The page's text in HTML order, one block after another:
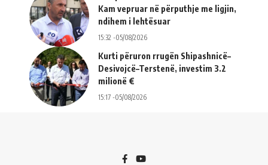
Kam vepruar në përputhje me ligjin,
ndihem i lehtësuar
15:32 -05/08/2026
Kurti përuron rrugën Shipashnicë–
Desivojcë–Terstenë, investim 3.2
milionë €
15:17 -05/08/2026